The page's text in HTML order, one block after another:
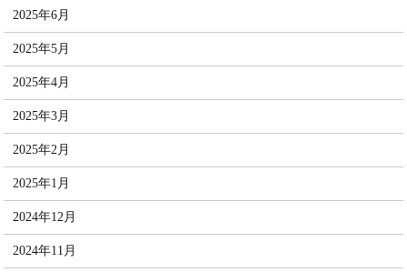
2025年6月
2025年5月
2025年4月
2025年3月
2025年2月
2025年1月
2024年12月
2024年11月